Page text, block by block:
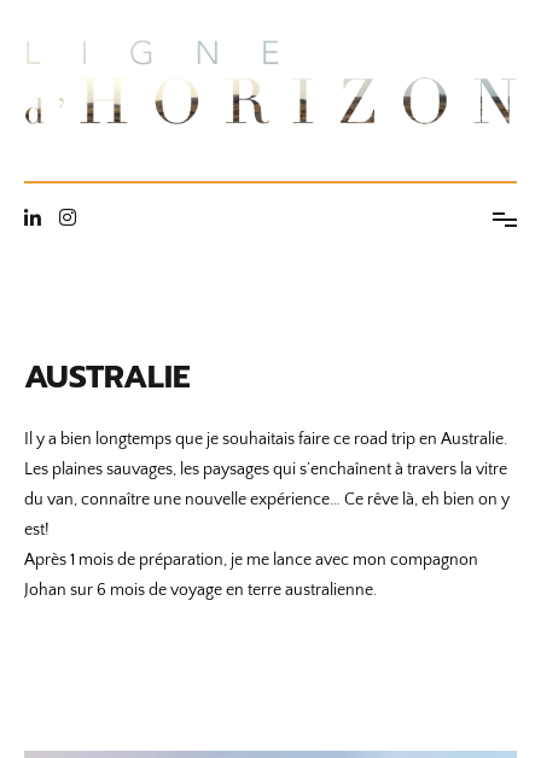
Ligne dhorizon
AUSTRALIE
Il y a bien longtemps que je souhaitais faire ce road trip en Australie.
Les plaines sauvages, les paysages qui s’enchaînent à travers la vitre
du van, connaître une nouvelle expérience… Ce rêve là, eh bien on y
est!
Après 1 mois de préparation, je me lance avec mon compagnon
Johan sur 6 mois de voyage en terre australienne.